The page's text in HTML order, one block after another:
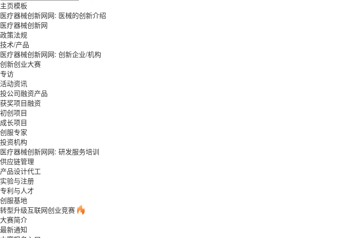
主页模板
医疗器械创新网网: 医械的创新介绍
医疗器械创新网
政策法规
技术/产品
医疗器械创新网网: 创新企业/机构
创新创业大赛
专访
活动资讯
投公司融资产品
获奖项目融资
初创项目
成长项目
创服专家
投资机构
医疗器械创新网网: 研发服务培训
供应链管理
产品设计代工
实验与注册
专利与人才
创服基地
转型升级互联网创业竞赛
大赛简介
最新通知